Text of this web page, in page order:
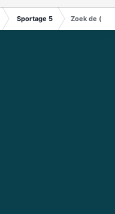
Sportage 5 Zoek de